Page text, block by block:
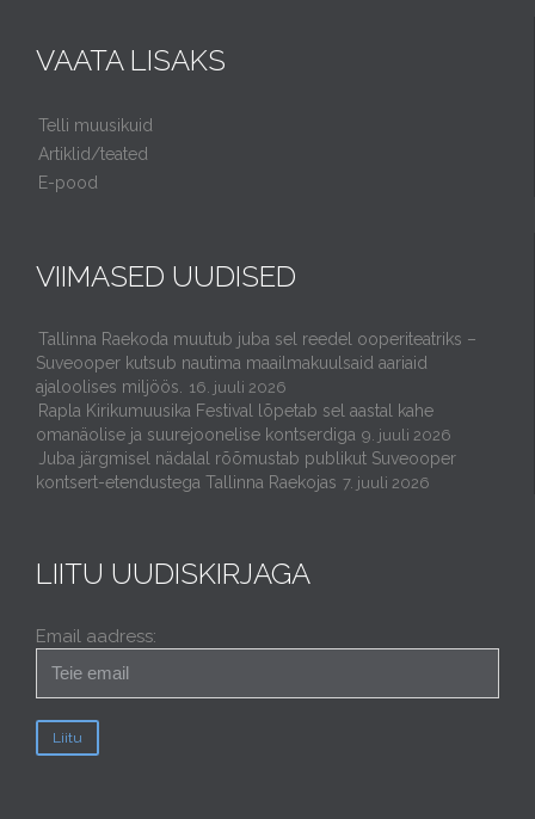
VAATA LISAKS
Telli muusikuid
Artiklid/teated
E-pood
VIIMASED UUDISED
Tallinna Raekoda muutub juba sel reedel ooperiteatriks –
Suveooper kutsub nautima maailmakuulsaid aariaid
ajaloolises miljöös.
16. juuli 2026
Rapla Kirikumuusika Festival lõpetab sel aastal kahe
omanäolise ja suurejoonelise kontserdiga 9. juuli 2026
Juba järgmisel nädalal rõõmustab publikut Suveooper
kontsert-etendustega Tallinna Raekojas 7. juuli 2026
LIITU UUDISKIRJAGA
Email aadress: